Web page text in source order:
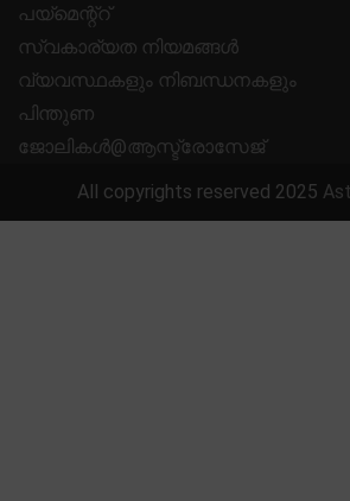
പയ്മെന്റ്റ്
സ്വകാര്യത നിയമങ്ങൾ
വ്യവസ്ഥകളും നിബന്ധനകളും
പിന്തുണ
ജോലികൾ@ആസ്ട്രോസേജ്
All copyrights reserved 2025